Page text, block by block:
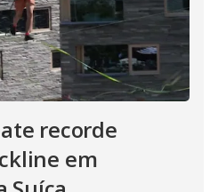
recorde
em